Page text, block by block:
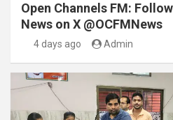
Open Channels FM:
News on X @OCFMNews
4 days ago Admin